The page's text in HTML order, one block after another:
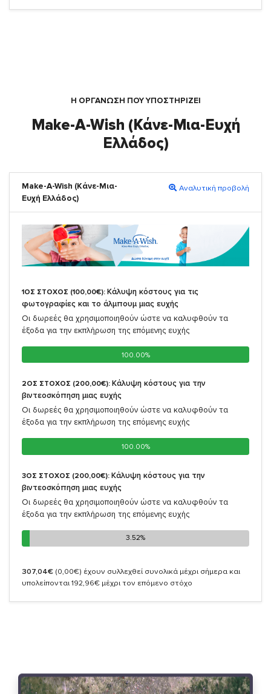
Η ΟΡΓΆΝΩΣΗ ΠΟΥ ΥΠΟΣΤΗΡΙΖΕΙ
Make-A-Wish (Κάνε-Μια-Ευχή
Ελλάδος)
Make-A-Wish (Κάνε-Μια-
Ευχή Ελλάδος)
Αναλυτική προβολή
1ΟΣ ΣΤΟΧΟΣ (100,00€): Κάλυψη κόστους για τις
φωτογραφίες και το άλμπουμ μιας ευχής
Οι δωρεές θα χρησιμοποιηθούν ώστε να καλυφθούν τα
έξοδα για την εκπλήρωση της επόμενης ευχής
100.00%
100.00%
2ΟΣ ΣΤΟΧΟΣ (200,00€): Κάλυψη κόστους για την
βιντεοσκόπηση μιας ευχής
Οι δωρεές θα χρησιμοποιηθούν ώστε να καλυφθούν τα
έξοδα για την εκπλήρωση της επόμενης ευχής
100.00%
100.00%
3ΟΣ ΣΤΟΧΟΣ (200,00€): Κάλυψη κόστους για την
βιντεοσκόπηση μιας ευχής
Οι δωρεές θα χρησιμοποιηθούν ώστε να καλυφθούν τα
έξοδα για την εκπλήρωση της επόμενης ευχής
3.52%
3.52%
307,04€ (0,00€) έχουν συλλεχθεί συνολικά μέχρι σήμερα και
υπολείπονται 192,96€ μέχρι τον επόμενο στόχο